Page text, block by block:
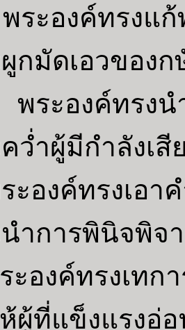
ระองค์ทรงแ
กมัดเอวของ
ระองค์ทรงน
ว่ำผู้มีกำลังเสี
ะองค์ทรงเอา
ำการพินิจพิจ
ะองค์ทรงเท
ผู้ที่แข็งแรงอ่